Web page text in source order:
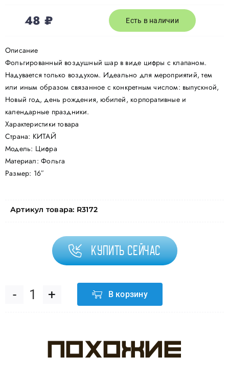
Политика конфиденциальности
48 ₽ Есть в наличии
Описание
Фольгированный воздушный шар в виде цифры с клапаном.
Надувается только воздухом. Идеально для мероприятий, тем
или иным образом связанное с конкретным числом: выпускной,
Новый год, день рождения, юбилей, корпоративные и
календарные праздники.
Характеристики товара
Страна: КИТАЙ
Модель: Цифра
Материал: Фольга
Размер: 16″
Артикул товара: R3172
Купить сейчас
Количество
Шар
В корзину
Похожие